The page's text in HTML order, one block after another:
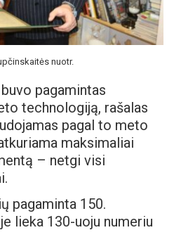
nuotr.
pagamintas
technologiją, rašalas
pagal to meto
maksimaliai
– netgi visi
pagaminta 150.
lieka 130-uoju numeriu